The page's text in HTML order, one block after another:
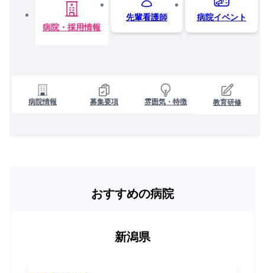
病院・採用情報
先輩看護師 病院イベント
病院情報 募集要項 雰囲気・特徴 教育研修
おすすめの病院
新潟県